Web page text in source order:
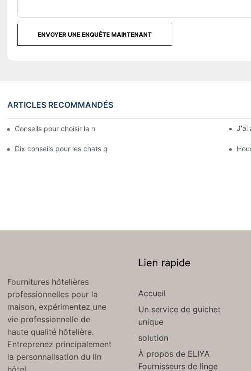
ENVOYER UNE ENQUÊTE MAINTENANT
ARTICLES RECOMMANDÉS
Conseils pour choisir la meilleure housse de matelas J'ai
Dix conseils pour les chats qui sont obligés de déménager avec leurs
Fournitures hôtelières
professionnelles pour la
maison, expérimentez une
vie professionnelle de
haute qualité hôtelière.
Entreprenez principalement
la personnalisation du lin
hôtel
Lien rapide
Accueil
Un service de guichet
unique
solution
À propos de ELIYA
Fournisseurs de linge